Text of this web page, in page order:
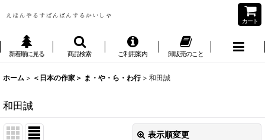
カート
新着順に見る 商品検索 ご利用案内 卸販売のこと
ホーム > ＜日本の作家＞ ま・や・ら・わ行 > 和田誠
和田誠
表示順変更